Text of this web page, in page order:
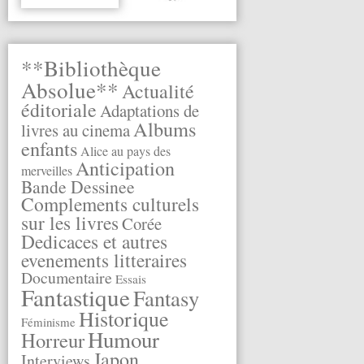
**Bibliothèque
Absolue**Actualité
éditorialeAdaptations de
livres au cinemaAlbums
enfantsAlice au pays des
merveillesAnticipation
Bande Dessinee
Complements culturels
sur les livresCorée
Dedicaces et autres
evenements litteraires
Documentaire Essais
FantastiqueFantasy
Féminisme Historique
HorreurHumour